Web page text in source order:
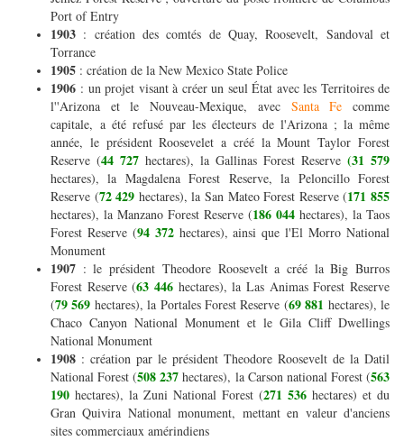
Port of Entry
1903 : création des comtés de Quay, Roosevelt, Sandoval et
Torrance
1905 : création de la New Mexico State Police
1906 : un projet visant à créer un seul État avec les Territoires de
l''Arizona et le Nouveau-Mexique, avec Santa Fe comme
capitale, a été refusé par les électeurs de l'Arizona ; la même
année, le président Roosevelet a créé la Mount Taylor Forest
Reserve (44 727 hectares), la Gallinas Forest Reserve (31 579
hectares), la Magdalena Forest Reserve, la Peloncillo Forest
Reserve (72 429 hectares), la San Mateo Forest Reserve (171 855
hectares), la Manzano Forest Reserve (186 044 hectares), la Taos
Forest Reserve (94 372hectares), ainsi que l'El Morro National
Monument
1907 : le président Theodore Roosevelt a créé la Big Burros
Forest Reserve (63 446 hectares), la Las Animas Forest Reserve
(79 569 hectares), la Portales Forest Reserve (69 881 hectares), le
Chaco Canyon National Monument et le Gila Cliff Dwellings
National Monument
1908 : création par le président Theodore Roosevelt de la Datil
National Forest (508 237 hectares), la Carson national Forest (563
190 hectares), la Zuni National Forest (271 536 hectares) et du
Gran Quivira National monument, mettant en valeur d'anciens
sites commerciaux amérindiens